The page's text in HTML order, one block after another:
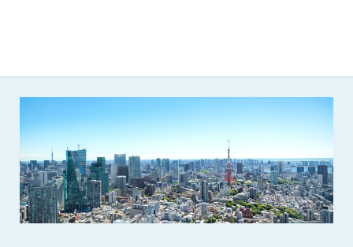
す。
(1) 第三者または管理者の著作権、その他知的所有権を侵害す
(2) 第三者または管理者の財産、プライバシー等を侵害する行
為
(3) 第三者または管理者を誹謗中傷する行為
(4) 有害なコンピュータプログラム等を送信又は書き込む行為
(5) 第三者に不利益を与える行為
(6) 管理者が承認していない営利を目的とした行為